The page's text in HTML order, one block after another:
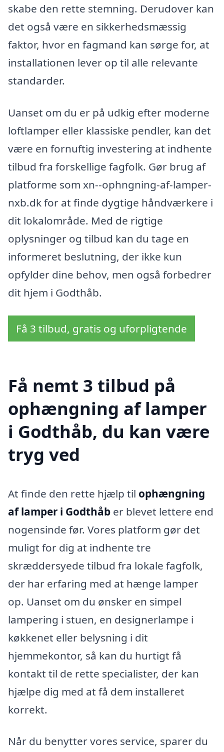
skabe den rette stemning. Derudover kan
det også være en sikkerhedsmæssig
faktor, hvor en fagmand kan sørge for, at
installationen lever op til alle relevante
standarder.
Uanset om du er på udkig efter moderne
loftlamper eller klassiske pendler, kan det
være en fornuftig investering at indhente
tilbud fra forskellige fagfolk. Gør brug af
platforme som xn--ophngning-af-lamper-
nxb.dk for at finde dygtige håndværkere i
dit lokalområde. Med de rigtige
oplysninger og tilbud kan du tage en
informeret beslutning, der ikke kun
opfylder dine behov, men også forbedrer
dit hjem i Godthåb.
Få 3 tilbud, gratis og uforpligtende
Få nemt 3 tilbud på
ophængning af lamper
i Godthåb, du kan være
tryg ved
At finde den rette hjælp til ophængning
af lamper i Godthåb er blevet lettere end
nogensinde før. Vores platform gør det
muligt for dig at indhente tre
skræddersyede tilbud fra lokale fagfolk,
der har erfaring med at hænge lamper
op. Uanset om du ønsker en simpel
lampering i stuen, en designerlampe i
køkkenet eller belysning i dit
hjemmekontor, så kan du hurtigt få
kontakt til de rette specialister, der kan
hjælpe dig med at få dem installeret
korrekt.
Når du benytter vores service, sparer du